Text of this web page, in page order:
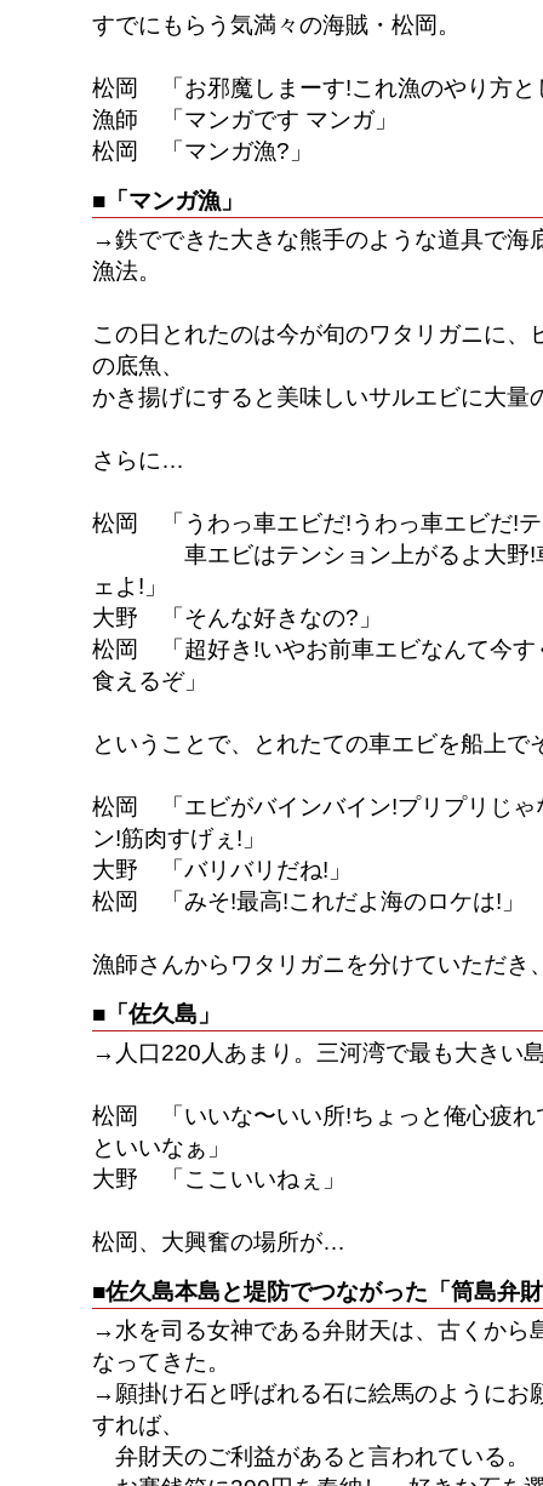
すでにもらう気満々の海賊・松岡。
松岡 「お邪魔しまーす!これ漁のやり方と
漁師 「マンガです マンガ」
松岡 「マンガ漁?」
■「マンガ漁」
→鉄でできた大きな熊手のような道具で海
漁法。
この日とれたのは今が旬のワタリガニに、
の底魚、
かき揚げにすると美味しいサルエビに大量
さらに…
松岡 「うわっ車エビだ!うわっ車エビだ!
車エビはテンション上がるよ大野!
ェよ!」
大野 「そんな好きなの?」
松岡 「超好き!いやお前車エビなんて今す
食えるぞ」
ということで、とれたての車エビを船上で
松岡 「エビがバインバイン!プリプリじゃ
ン!筋肉すげぇ!」
大野 「バリバリだね!」
松岡 「みそ!最高!これだよ海のロケは!」
漁師さんからワタリガニを分けていただ
■「佐久島」
→人口220人あまり。三河湾で最も大きい
松岡 「いいな〜いい所!ちょっと俺心疲れ
といいなぁ」
大野 「ここいいねぇ」
松岡、大興奮の場所が…
■佐久島本島と堤防でつながった「筒島弁
→水を司る女神である弁財天は、古くから
なってきた。
→願掛け石と呼ばれる石に絵馬のようにお
すれば、
弁財天のご利益があると言われている。